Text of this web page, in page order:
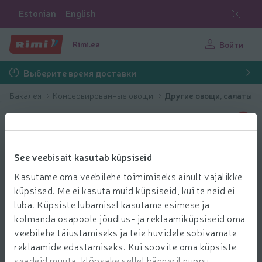
See veebisait kasutab küpsiseid
Kasutame oma veebilehe toimimiseks ainult vajalikke
küpsised. Me ei kasuta muid küpsiseid, kui te neid ei
luba. Küpsiste lubamisel kasutame esimese ja
kolmanda osapoole jõudlus- ja reklaamiküpsiseid oma
veebilehe täiustamiseks ja teie huvidele sobivamate
reklaamide edastamiseks. Kui soovite oma küpsiste
Estonian English
Rimi.ee Войти
Выберите время доставки
Бакалея Консервированные овощи Другие овощи, салаты